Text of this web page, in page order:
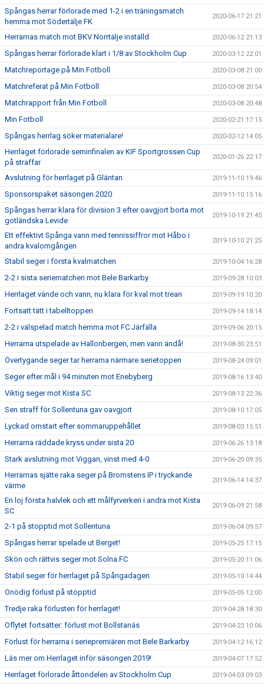
Spångas herrar förlorade med 1-2 i en träningsmatch
hemma mot Södertälje FK
2020-06-17 21:21
Herrarnas match mot BKV Norrtälje inställd 2020-06-12 21:13
Spångas herrar förlorade klart i 1/8 av Stockholm Cup 2020-03-12 22:01
Matchreportage på Min Fotboll 2020-03-08 21:00
Matchreferat på Min Fotboll 2020-03-08 20:54
Matchrapport från Min Fotboll 2020-03-08 20:48
Min Fotboll 2020-02-21 17:15
Spångas herrlag söker materialare! 2020-02-12 14:05
Herrlaget förlorade seminfinalen av KIF Sportgrossen Cup
på straffar
2020-01-26 22:17
Avslutning för herrlaget på Gläntan 2019-11-10 19:46
Sponsorspaket säsongen 2020 2019-11-10 15:16
Spångas herrar klara för division 3 efter oavgjort borta mot
gotländska Levide
2019-10-19 21:45
Ett effektivt Spånga vann med tennissiffror mot Håbo i
andra kvalomgången
2019-10-10 21:25
Stabil seger i första kvalmatchen 2019-10-04 16:28
2-2 i sista seriematchen mot Bele Barkarby 2019-09-28 10:03
Herrlaget vände och vann, nu klara för kval mot trean 2019-09-19 10:20
Fortsatt tätt i tabelltoppen 2019-09-14 18:14
2-2 i välspelad match hemma mot FC Järfälla 2019-09-06 20:15
Herrarna utspelade av Hallonbergen, men vann ändå! 2019-08-30 23:51
Övertygande seger tar herrarna närmare serietoppen 2019-08-24 09:01
Seger efter mål i 94 minuten mot Enebyberg 2019-08-16 13:40
Viktig seger mot Kista SC 2019-08-13 22:36
Sen straff för Sollentuna gav oavgjort 2019-08-10 17:05
Lyckad omstart efter sommaruppehållet 2019-08-03 15:51
Herrarna räddade kryss under sista 20 2019-06-26 13:18
Stark avslutning mot Viggan, vinst med 4-0 2019-06-20 09:35
Herrarnas sjätte raka seger på Bromstens IP i tryckande
värme
2019-06-14 14:37
En loj första halvlek och ett målfyrverkeri i andra mot Kista
SC
2019-06-09 21:58
2-1 på stopptid mot Sollentuna 2019-06-04 09:57
Spångas herrar spelade ut Berget! 2019-05-25 17:15
Skön och rättvis seger mot Solna FC 2019-05-20 11:06
Stabil seger för herrlaget på Spångadagen 2019-05-10 14:44
Onödig förlust på stopptid 2019-05-05 12:00
Tredje raka förlusten för herrlaget! 2019-04-28 18:30
Oflytet fortsätter: förlust mot Bollstanäs 2019-04-23 10:06
Förlust för herrarna i seriepremiären mot Bele Barkarby 2019-04-12 16:12
Läs mer om Herrlaget inför säsongen 2019! 2019-04-07 17:52
Herrlaget förlorade åttondelen av Stockholm Cup 2019-04-03 09:03